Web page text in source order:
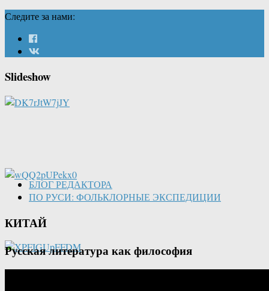
Следите за нами:
Slideshow
БЛОГ РЕДАКТОРА
ПО РУСИ: ФОЛЬКЛОРНЫЕ ЭКСПЕДИЦИИ
КИТАЙ
Русская литература как философия